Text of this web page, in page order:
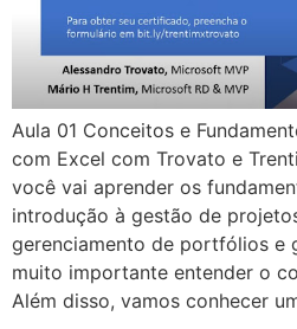
Aula 01 Conceitos e
com Excel com Trovato e
você vai aprender os
introdução à gestão de
gerenciamento de portfólios e
muito importante entender o
Além disso, vamos conhecer